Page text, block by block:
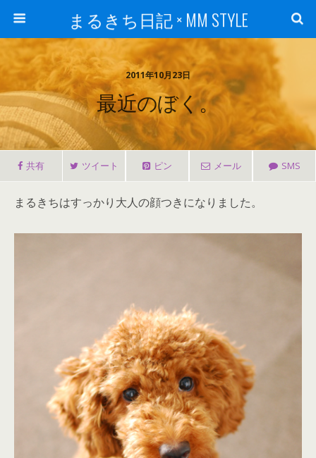
まるきち日記 × MM STYLE
2011年10月23日
最近のぼく。
共有 ツイート ピン メール SMS
まるきちはすっかり大人の顔つきになりました。